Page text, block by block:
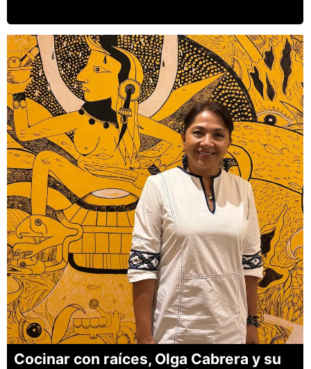
Cocinar con raíces, Olga Cabrera y su